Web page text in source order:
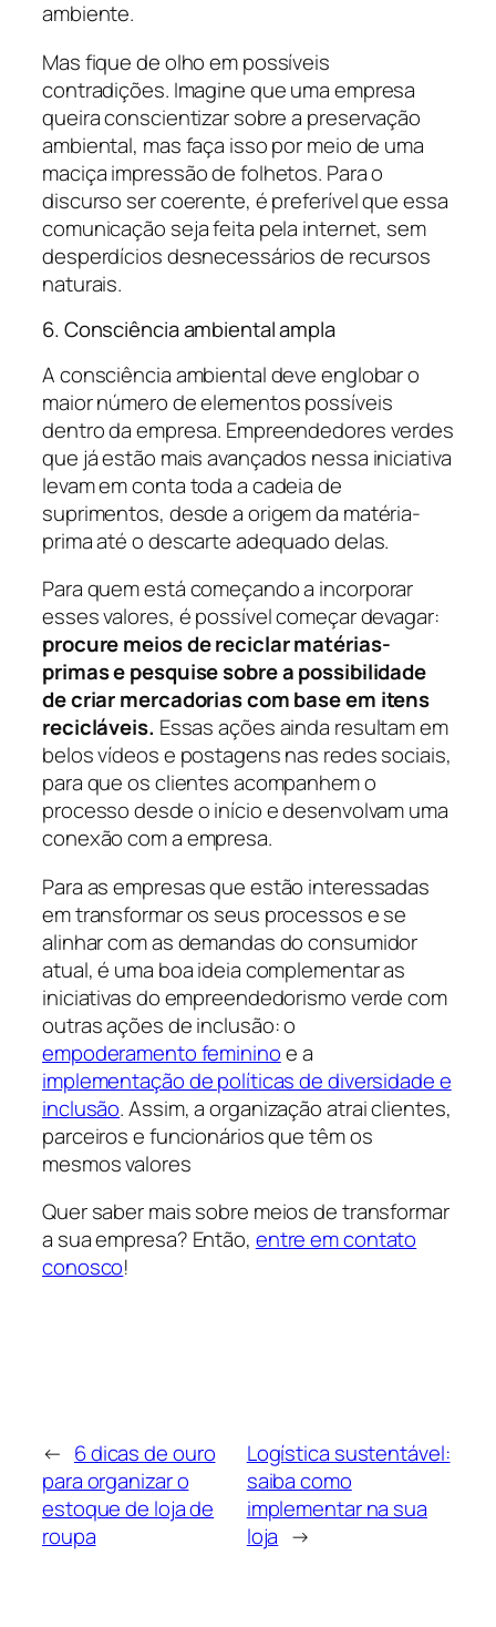
ambiente.
Mas fique de olho em possíveis
contradições. Imagine que uma empresa
queira conscientizar sobre a preservação
ambiental, mas faça isso por meio de uma
maciça impressão de folhetos. Para o
discurso ser coerente, é preferível que essa
comunicação seja feita pela internet, sem
desperdícios desnecessários de recursos
naturais.
6. Consciência ambiental ampla
A consciência ambiental deve englobar o
maior número de elementos possíveis
dentro da empresa. Empreendedores verdes
que já estão mais avançados nessa iniciativa
levam em conta toda a cadeia de
suprimentos, desde a origem da matéria-
prima até o descarte adequado delas.
Para quem está começando a incorporar
esses valores, é possível começar devagar:
procure meios de reciclar matérias-
primas e pesquise sobre a possibilidade
de criar mercadorias com base em itens
recicláveis. Essas ações ainda resultam em
belos vídeos e postagens nas redes sociais,
para que os clientes acompanhem o
processo desde o início e desenvolvam uma
conexão com a empresa.
Para as empresas que estão interessadas
em transformar os seus processos e se
alinhar com as demandas do consumidor
atual, é uma boa ideia complementar as
iniciativas do empreendedorismo verde com
outras ações de inclusão: o
empoderamento femininoe a
implementação de políticas de diversidade e
inclusão. Assim, a organização atrai clientes,
parceiros e funcionários que têm os
mesmos valores
Quer saber mais sobre meios de transformar
a sua empresa? Então, entre em contato
conosco!
← 6 dicas de ouro
para organizar o
estoque de loja de
roupa
Logística sustentável:
saiba como
implementar na sua
loja →